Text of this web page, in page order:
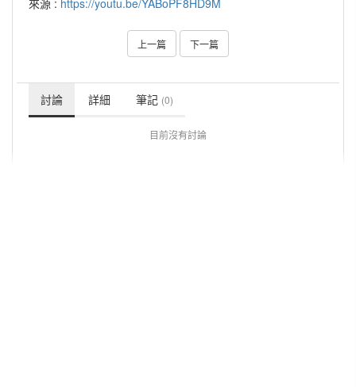
來源 : https://youtu.be/YABoPF8HD9M
上一篇 下一篇
討論 詳細 筆記 (0)
目前沒有討論